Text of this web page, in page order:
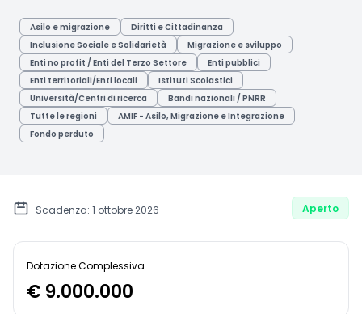
Asilo e migrazione
Diritti e Cittadinanza
Inclusione Sociale e Solidarietà
Migrazione e sviluppo
Enti no profit / Enti del Terzo Settore
Enti pubblici
Enti territoriali/Enti locali
Istituti Scolastici
Università/Centri di ricerca
Bandi nazionali / PNRR
Tutte le regioni
AMIF - Asilo, Migrazione e Integrazione
Fondo perduto
Scadenza: 1 ottobre 2026 Aperto
Dotazione Complessiva
€ 9.000.000